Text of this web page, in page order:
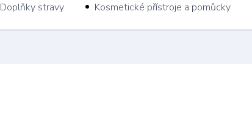
Doplňky stravy Kosmetické přístroje a pomůcky